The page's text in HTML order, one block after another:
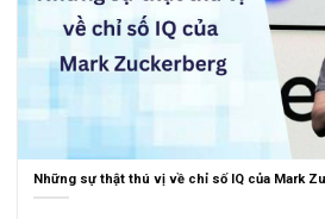
Những sự thật thú vị về chỉ số IQ của Mark